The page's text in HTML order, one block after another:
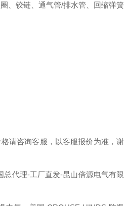
、铰链、通气管/排水管、回缩弹簧
请咨询客服，以客服报价为准，谢
总代理-工厂直发-昆山倍源电气有限